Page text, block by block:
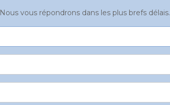
Nous vous répondrons dans les plus brefs délais.